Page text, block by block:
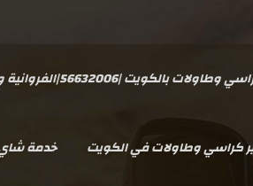
بالكويت |56632006|الفروانية والجهراء
كراسي وطاولات في الكويت خدمة